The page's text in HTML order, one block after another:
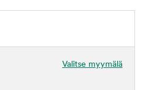
Valitse myymälä